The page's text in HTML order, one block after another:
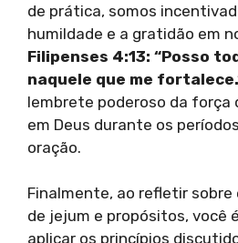
de prática, somos
humildade e a gratidão em
Filipenses 4:13: “Posso
naquele que me
lembrete poderoso da força
em Deus durante os
oração.
Finalmente, ao refletir sobre
de jejum e propósitos, você
aplicar os princípios